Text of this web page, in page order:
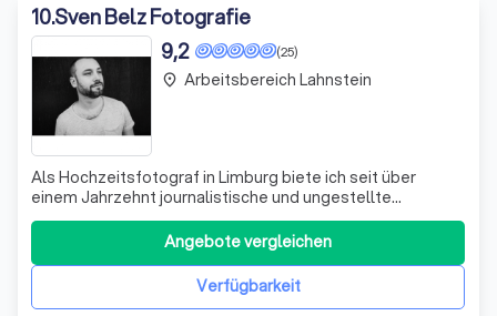
10.Sven Belz Fotografie
(25)
9,2
Als Hochzeitsfotograf in Limburg biete ich seit über
einem Jahrzehnt journalistische und ungestellte
Hochzeitsreportagen an. Von den Vorbereitungen bis hin
zum Brautpaarshooting in Limburg und Umgebung schaffe
ich eine entspannte Atmosphäre, bei der Ihr Euch keine
Gedanken über das Posing oder die p
Verfügbarkeit
Angebote vergleichen
place Arbeitsbereich Lahnstein